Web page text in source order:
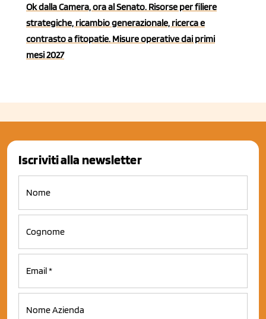
Ok dalla Camera, ora al Senato. Risorse per filiere
strategiche, ricambio generazionale, ricerca e
contrasto a fitopatie. Misure operative dai primi
mesi 2027
Iscriviti alla newsletter